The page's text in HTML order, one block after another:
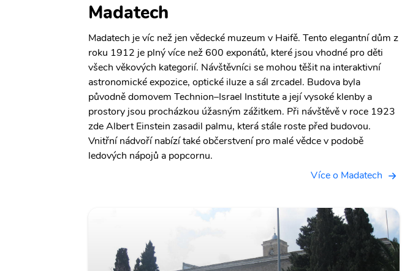
Madatech
Madatech je víc než jen vědecké muzeum v Haifě. Tento elegantní dům z
roku 1912 je plný více než 600 exponátů, které jsou vhodné pro děti
všech věkových kategorií. Návštěvníci se mohou těšit na interaktivní
astronomické expozice, optické iluze a sál zrcadel. Budova byla
původně domovem Technion–Israel Institute a její vysoké klenby a
prostory jsou procházkou úžasným zážitkem. Při návštěvě v roce 1923
zde Albert Einstein zasadil palmu, která stále roste před budovou.
Vnitřní nádvoří nabízí také občerstvení pro malé vědce v podobě
ledových nápojů a popcornu.
Více o Madatech